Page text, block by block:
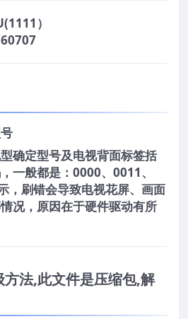
）
确定型号及电视背面标签括
一般都是：0000、0011、
，刷错会导致电视花屏、画面
况，原因在于硬件驱动有所
法,此文件是压缩包,解